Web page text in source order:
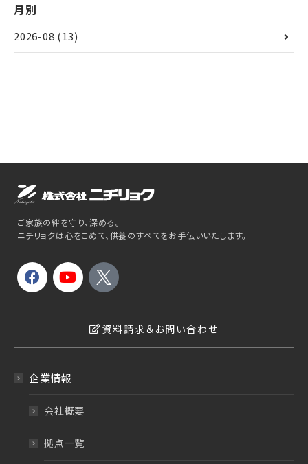
月別
2026-08 (13)
ご家族の絆を守り、深める。
ニチリョクは心をこめて、供養のすべてをお手伝いいたします。
資料請求＆お問い合わせ
企業情報
会社概要
拠点一覧